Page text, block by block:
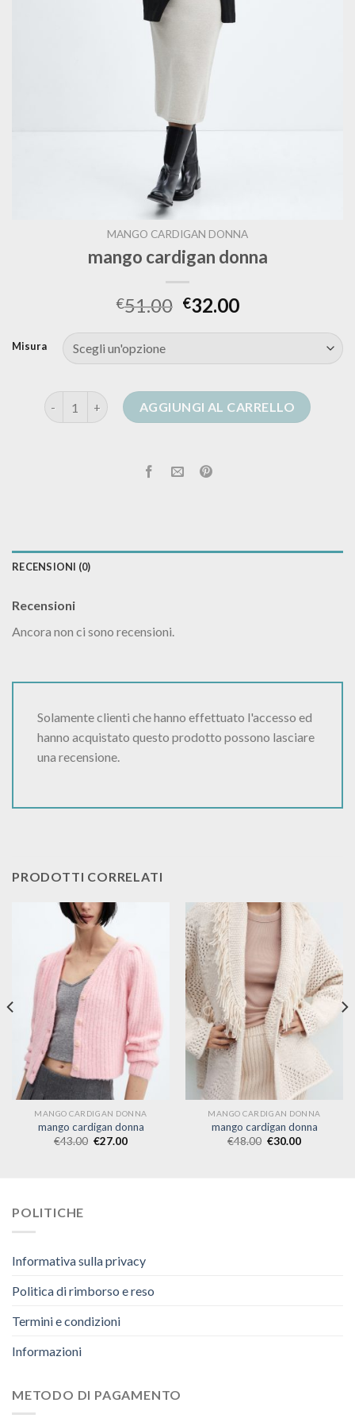
MANGO CARDIGAN DONNA
mango cardigan donna
€51.00 €32.00
Misura
mango cardigan donna quantitàAGGIUNGI AL CARRELLO
RECENSIONI (0)
Recensioni
Ancora non ci sono recensioni.
Solamente clienti che hanno effettuato l'accesso ed
hanno acquistato questo prodotto possono lasciare
una recensione.
PRODOTTI CORRELATI
MANGO CARDIGAN DONNA
mango cardigan donna
€43.00 €27.00
MANGO CARDIGAN DONNA
mango cardigan donna
€48.00 €30.00
POLITICHE
Informativa sulla privacy
Politica di rimborso e reso
Termini e condizioni
Informazioni
METODO DI PAGAMENTO